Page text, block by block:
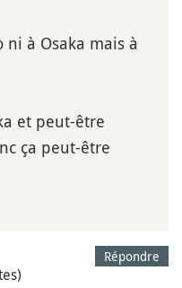
ni à Osaka mais à
et peut-être
ça peut-être
Répondre